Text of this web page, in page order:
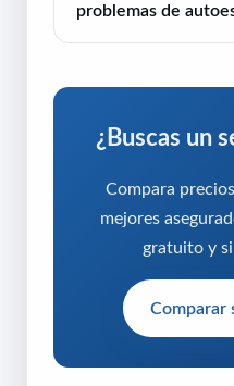
problemas de
¿Buscas un
Compara
mejores
gratuito y
Comparar